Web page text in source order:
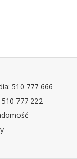
510 777 666
777 222